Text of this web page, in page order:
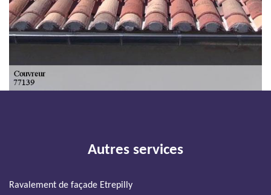
Autres services
Ravalement de façade Etrepilly